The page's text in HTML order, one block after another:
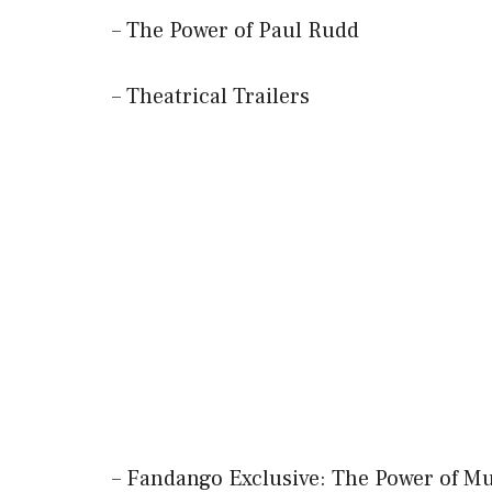
– The Power of Paul Rudd
– Theatrical Trailers
– Fandango Exclusive: The Power of